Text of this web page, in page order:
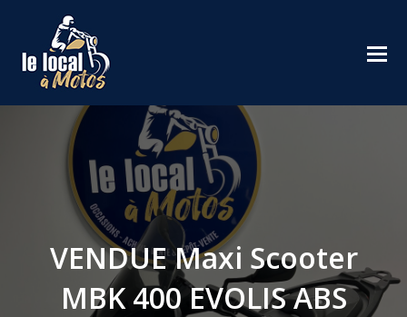
VENDUE Maxi Scooter
MBK 400 EVOLIS ABS